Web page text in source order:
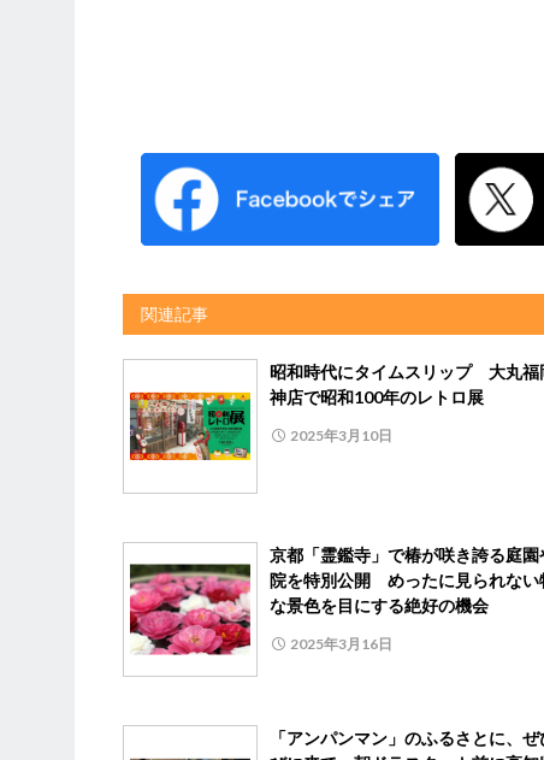
関連記事
昭和時代にタイムスリップ 大丸福
神店で昭和100年のレトロ展
2025年3月10日
京都「霊鑑寺」で椿が咲き誇る庭園
院を特別公開 めったに見られない
な景色を目にする絶好の機会
2025年3月16日
「アンパンマン」のふるさとに、ぜ